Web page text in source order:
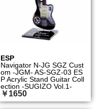
ESP
Navigator N-JG SGZ Cust
om -JGM- AS-SGZ-03 ES
P Acrylic Stand Guitar Coll
ection -SUGIZO Vol.1-
￥1650